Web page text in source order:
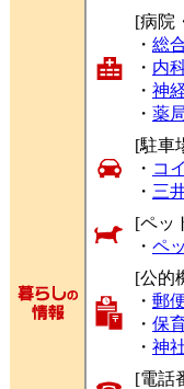
[病院
・ 総
・ 内
・ 神
・ 薬
[駐車
・ コ
・ 三
[ペッ
・ ペ
[公的
・ 郵
・ 保
・ 神
[電話